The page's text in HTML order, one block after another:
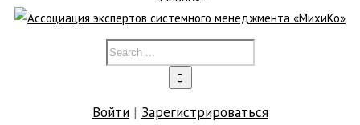
Войти| Зарегистрироваться